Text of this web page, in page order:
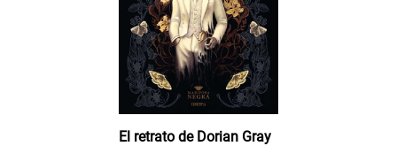
El retrato de Dorian Gray